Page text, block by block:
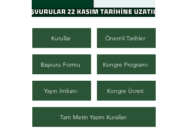
Kurullar Önemli Tarihler
Başvuru Formu Kongre Programı
Yayın İmkanı Kongre Ücreti
Tam Metin Yazım Kuralları